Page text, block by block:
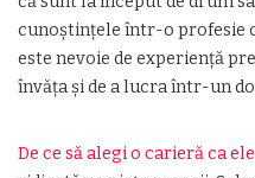
cunoștințele într-o profesie
este nevoie de experiență
învăța și de a lucra într-un
De ce să alegi o carieră ca